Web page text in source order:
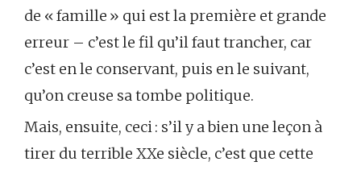
de « famille » qui est la première et grande
erreur – c’est le fil qu’il faut trancher, car
c’est en le conservant, puis en le suivant,
qu’on creuse sa tombe politique.
Mais, ensuite, ceci : s’il y a bien une leçon à
tirer du terrible XXe siècle, c’est que cette